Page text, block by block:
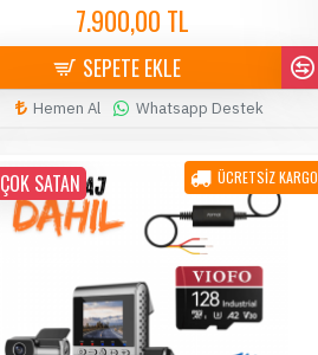
7.900,00 TL
SEPETE EKLE
Hemen Al Whatsapp Destek
ÜCRETSİZ KARGO
ÇOK SATAN